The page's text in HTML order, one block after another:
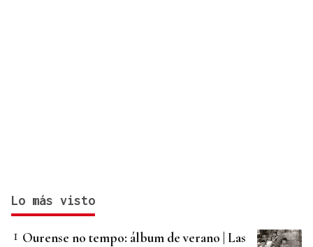
Lo más visto
Ourense no tempo: álbum de verano | Las